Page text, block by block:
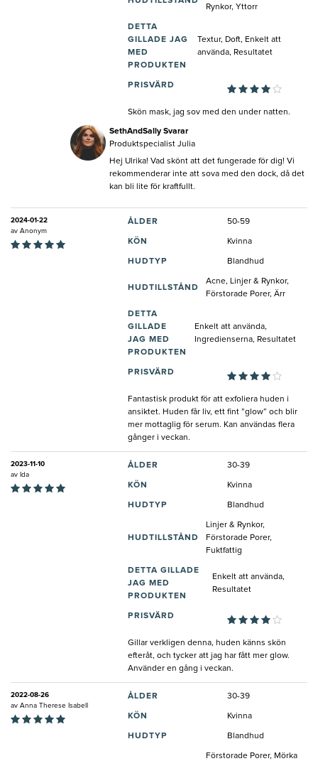
Rynkor, Yttorr
DETTA
GILLADE JAG
MED
PRODUKTEN
Textur, Doft, Enkelt att
använda, Resultatet
PRISVÄRD
Skön mask, jag sov med den under natten.
SethAndSally Svarar
Produktspecialist Julia
Hej Ulrika! Vad skönt att det fungerade för dig! Vi
rekommenderar inte att sova med den dock, då det
kan bli lite för kraftfullt.
2024-01-22
av Anonym
ÅLDER 50-59
KÖN Kvinna
HUDTYP Blandhud
HUDTILLSTÅND
Acne, Linjer & Rynkor,
Förstorade Porer, Ärr
DETTA
GILLADE
JAG MED
PRODUKTEN
Enkelt att använda,
Ingredienserna, Resultatet
PRISVÄRD
Fantastisk produkt för att exfoliera huden i
ansiktet. Huden får liv, ett fint ”glow” och blir
mer mottaglig för serum. Kan användas flera
gånger i veckan.
2023-11-10
av Ida
ÅLDER 30-39
KÖN Kvinna
HUDTYP Blandhud
HUDTILLSTÅND
Linjer & Rynkor,
Förstorade Porer,
Fuktfattig
DETTA GILLADE
JAG MED
PRODUKTEN
Enkelt att använda,
Resultatet
PRISVÄRD
Gillar verkligen denna, huden känns skön
efteråt, och tycker att jag har fått mer glow.
Använder en gång i veckan.
2022-08-26
av Anna Therese Isabell
ÅLDER 30-39
KÖN Kvinna
HUDTYP Blandhud
Förstorade Porer, Mörka